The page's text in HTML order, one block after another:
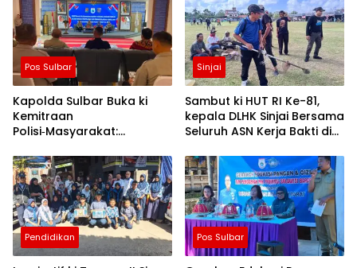
Pos Sulbar
Kapolda Sulbar Buka ki
Kemitraan
Polisi‑Masyarakat:
Penularan TBC
Sinjai
Sambut ki HUT RI Ke-81,
kepala DLHK Sinjai Bersama
Seluruh ASN Kerja Bakti di
Pendidikan Pos Sulbar